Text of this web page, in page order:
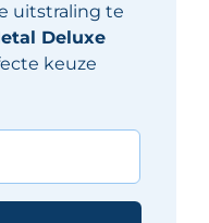
uitstraling te
Deluxe
keuze